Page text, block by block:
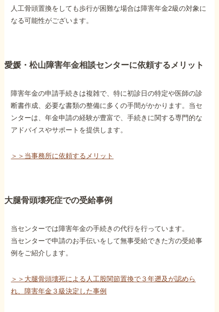
人工骨頭置換をしても歩行が困難な場合は障害年金2級の対象に
なる可能性がございます。
愛媛・松山障害年金相談センターに依頼するメリット
障害年金の申請手続きは複雑で、特に初診日の特定や医師の診
断書作成、必要な書類の整備に多くの手間がかかります。当セ
ンターは、年金申請の経験が豊富で、手続きに関する専門的な
アドバイスやサポートを提供します。
＞＞当事務所に依頼するメリット
大腿骨頭壊死症での受給事例
当センターでは障害年金の手続きの代行を行っています。
当センターで申請のお手伝いをして無事受給できた方の受給事
例をご紹介します。
＞＞大腿骨頭壊死による人工股関節置換で３年遡及が認めら
れ、障害年金３級決定した事例